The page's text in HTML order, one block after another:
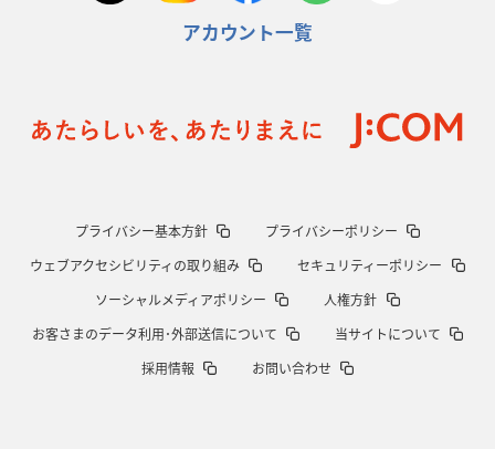
アカウント一覧
プライバシー基本方針
プライバシーポリシー
ウェブアクセシビリティの取り組み
セキュリティーポリシー
ソーシャルメディアポリシー
人権方針
お客さまのデータ利用･外部送信について
当サイトについて
採用情報
お問い合わせ